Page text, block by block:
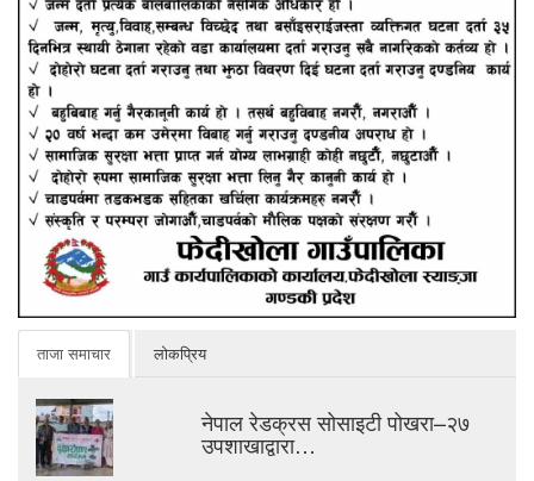
ताजा समाचार लोकप्रिय
नेपाल रेडक्रस सोसाइटी पोखरा–२७
उपशाखाद्वारा…